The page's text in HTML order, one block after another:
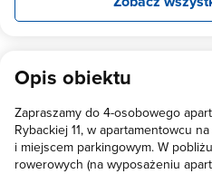
PARKING PODZIEMNY W CENIE.
BLISKO DO PLAŻY ZACHODNIEJ,
SYMPATYCZNA I POMOCNA-
Opis obiektu
Zapraszamy do 4-osobowego
Rybackiej 11, w apartamentowcu
i miejscem parkingowym. W
rowerowych (na wyposażeniu